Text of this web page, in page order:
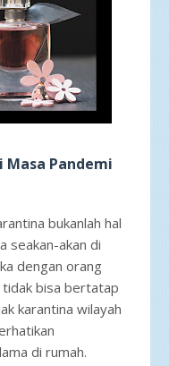
Pandemi
bukanlah hal
seakan-akan di
dengan orang
bisa bertatap
karantina wilayah
di rumah.